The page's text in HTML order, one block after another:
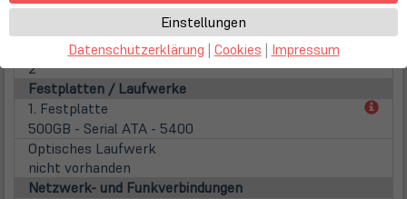
Speichertyp
SODIMM PC3-12800 1600MHz / max. 16 GB
Steckplätze
2
Festplatten / Laufwerke
1. Festplatte
500GB - Serial ATA - 5400
Optisches Laufwerk
nicht vorhanden
Netzwerk- und Funkverbindungen
Einstellungen
Datenschutzerklärung | Cookies | Impressum